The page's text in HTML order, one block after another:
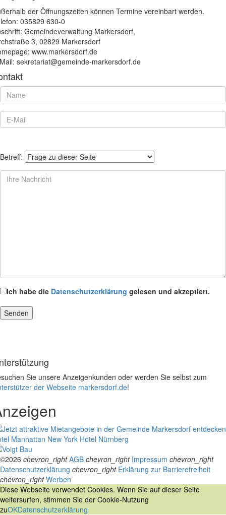
der Öffnungszeiten können Termine vereinbart werden.
035829 630-0
Gemeindeverwaltung Markersdorf,
3, 02829 Markersdorf
www.markersdorf.de
sekretariat@gemeinde-markersdorf.de
Betreff:
Ich habe die Datenschutzerklärung gelesen und akzeptiert.
Sie unsere Anzeigenkunden oder werden Sie selbst zum
der Webseite markersdorf.de!
Manhattan New York Hotel Nürnberg
©2026 chevron_right AGB chevron_right Impressum chevron_right
Datenschutzerklärung chevron_right Erklärung zur Barrierefreiheit
chevron_right Werben
Diese Webseite verwendet Cookies. Wenn Sie auf dieser Seite
weitersurfen, stimmen Sie der Cookie-Nutzung
zuOKDatenschutzerklärung